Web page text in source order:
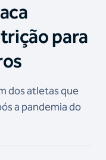
para
dos atletas que
a pandemia do